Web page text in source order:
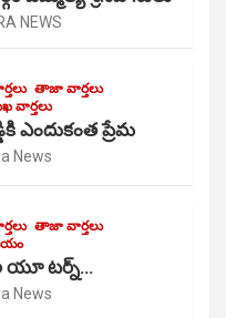
NEWS
తాజా వార్తలు
వార్తలు
ప్రేమ
News
తాజా వార్తలు
యూ టర్న్…
News